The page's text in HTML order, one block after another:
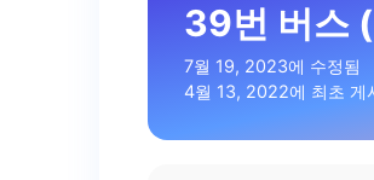
39번 버스
7월 19, 2023에 수정됨
4월 13, 2022에 최초 게